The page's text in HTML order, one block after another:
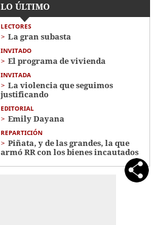
LO ÚLTIMO
LECTORES
La gran subasta
INVITADO
El programa de vivienda
INVITADA
La violencia que seguimos
justificando
EDITORIAL
Emily Dayana
REPARTICIÓN
Piñata, y de las grandes, la que
armó RR con los bienes incautados